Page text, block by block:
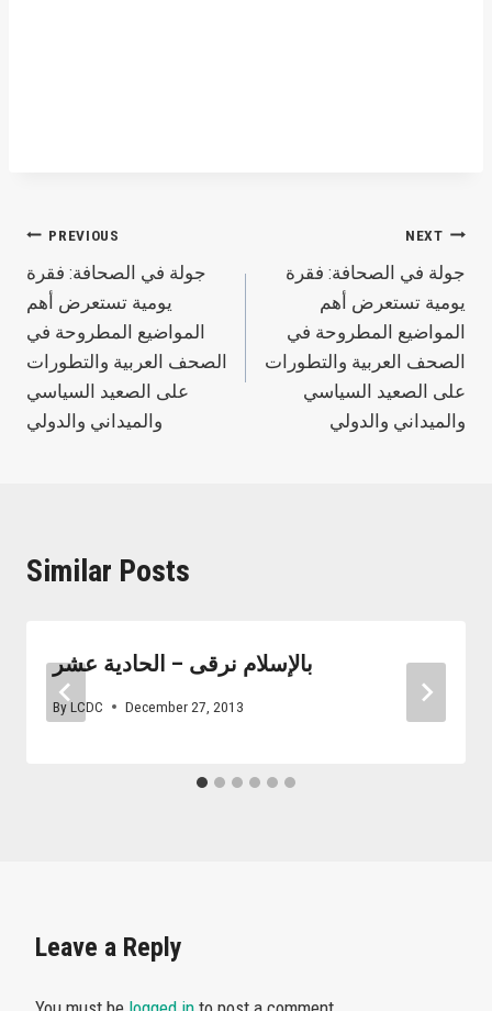
Post
navigation
PREVIOUS
جولة في الصحافة‬: فقرة
يومية تستعرض أهم
المواضيع المطروحة في
الصحف العربية والتطورات
على الصعيد السياسي
والميداني والدولي
NEXT
جولة في الصحافة‬: فقرة
يومية تستعرض أهم
المواضيع المطروحة في
الصحف العربية والتطورات
على الصعيد السياسي
والميداني والدولي
Similar Posts
بالإسلام نرقى – الحادية عشر
ByLCDC December 27, 2013
Leave a Reply